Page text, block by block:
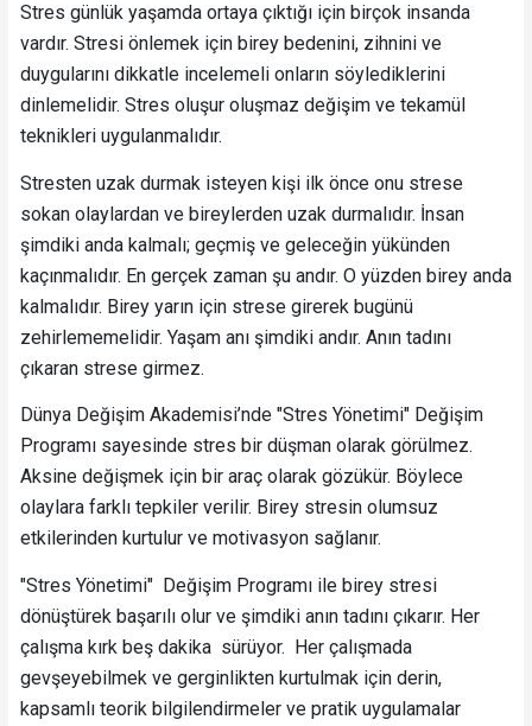
Stres günlük yaşamda ortaya çıktığı için birçok insanda
vardır. Stresi önlemek için birey bedenini, zihnini ve
duygularını dikkatle incelemeli onların söylediklerini
dinlemelidir. Stres oluşur oluşmaz değişim ve tekamül
teknikleri uygulanmalıdır.
Stresten uzak durmak isteyen kişi ilk önce onu strese
sokan olaylardan ve bireylerden uzak durmalıdır. İnsan
şimdiki anda kalmalı; geçmiş ve geleceğin yükünden
kaçınmalıdır. En gerçek zaman şu andır. O yüzden birey anda
kalmalıdır. Birey yarın için strese girerek bugünü
zehirlememelidir. Yaşam anı şimdiki andır. Anın tadını
çıkaran strese girmez.
Dünya Değişim Akademisi’nde "Stres Yönetimi" Değişim
Programı sayesinde stres bir düşman olarak görülmez.
Aksine değişmek için bir araç olarak gözükür. Böylece
olaylara farklı tepkiler verilir. Birey stresin olumsuz
etkilerinden kurtulur ve motivasyon sağlanır.
"Stres Yönetimi" Değişim Programı ile birey stresi
dönüştürek başarılı olur ve şimdiki anın tadını çıkarır. Her
çalışma kırk beş dakika sürüyor. Her çalışmada
gevşeyebilmek ve gerginlikten kurtulmak için derin,
kapsamlı teorik bilgilendirmeler ve pratik uygulamalar